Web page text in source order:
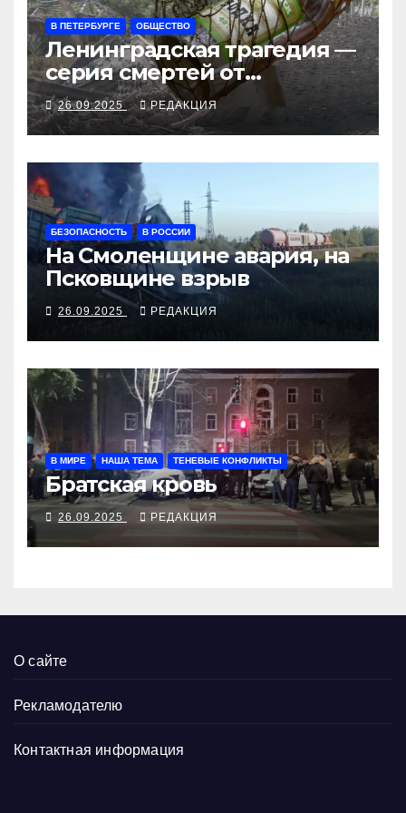
В ПЕТЕРБУРГЕ ОБЩЕСТВО
Ленинградская трагедия —
серия смертей от
алкосуррогата
26.09.2025 РЕДАКЦИЯ
БЕЗОПАСНОСТЬ В РОССИИ
На Смоленщине авария, на
Псковщине взрыв
26.09.2025 РЕДАКЦИЯ
В МИРЕ НАША ТЕМА ТЕНЕВЫЕ КОНФЛИКТЫ
Братская кровь
26.09.2025 РЕДАКЦИЯ
О сайте
Рекламодателю
Контактная информация